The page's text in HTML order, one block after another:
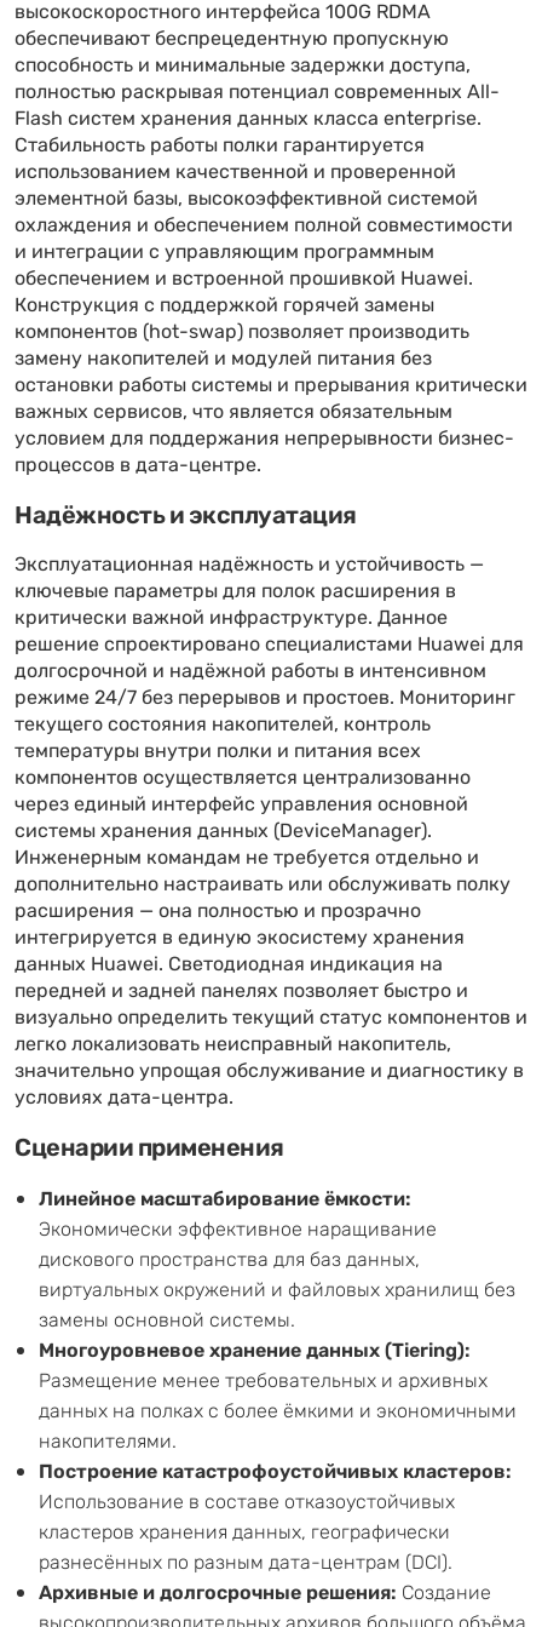
высокоскоростного интерфейса 100G RDMA
обеспечивают беспрецедентную пропускную
способность и минимальные задержки доступа,
полностью раскрывая потенциал современных All-
Flash систем хранения данных класса enterprise.
Стабильность работы полки гарантируется
использованием качественной и проверенной
элементной базы, высокоэффективной системой
охлаждения и обеспечением полной совместимости
и интеграции с управляющим программным
обеспечением и встроенной прошивкой Huawei.
Конструкция с поддержкой горячей замены
компонентов (hot-swap) позволяет производить
замену накопителей и модулей питания без
остановки работы системы и прерывания критически
важных сервисов, что является обязательным
условием для поддержания непрерывности бизнес-
процессов в дата-центре.
Надёжность и эксплуатация
Эксплуатационная надёжность и устойчивость —
ключевые параметры для полок расширения в
критически важной инфраструктуре. Данное
решение спроектировано специалистами Huawei для
долгосрочной и надёжной работы в интенсивном
режиме 24/7 без перерывов и простоев. Мониторинг
текущего состояния накопителей, контроль
температуры внутри полки и питания всех
компонентов осуществляется централизованно
через единый интерфейс управления основной
системы хранения данных (DeviceManager).
Инженерным командам не требуется отдельно и
дополнительно настраивать или обслуживать полку
расширения — она полностью и прозрачно
интегрируется в единую экосистему хранения
данных Huawei. Светодиодная индикация на
передней и задней панелях позволяет быстро и
визуально определить текущий статус компонентов и
легко локализовать неисправный накопитель,
значительно упрощая обслуживание и диагностику в
условиях дата-центра.
Сценарии применения
Линейное масштабирование ёмкости:
Экономически эффективное наращивание
дискового пространства для баз данных,
виртуальных окружений и файловых хранилищ без
замены основной системы.
Многоуровневое хранение данных (Tiering):
Размещение менее требовательных и архивных
данных на полках с более ёмкими и экономичными
накопителями.
Построение катастрофоустойчивых кластеров:
Использование в составе отказоустойчивых
кластеров хранения данных, географически
разнесённых по разным дата-центрам (DCI).
Архивные и долгосрочные решения: Создание